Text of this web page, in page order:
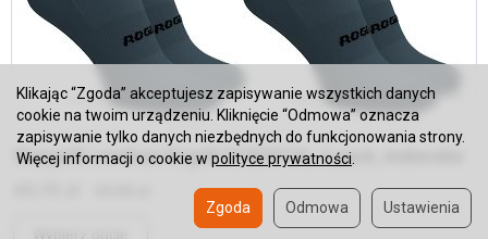
Skarpetki coolmax Rogelli ESSENTIAL 2-pack, niebieskie
Klikając “Zgoda” akceptujesz zapisywanie wszystkich danych
cookie na twoim urządzeniu. Kliknięcie “Odmowa” oznacza
zapisywanie tylko danych niezbędnych do funkcjonowania strony.
Więcej informacji o cookie w polityce prywatności
Ustawienia
Odmowa
Zgoda